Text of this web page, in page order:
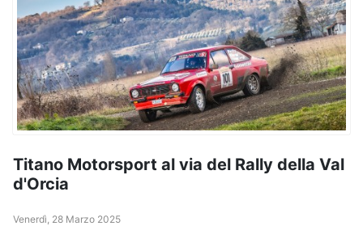
Titano Motorsport al via del Rally della Val
d'Orcia
Venerdì, 28 Marzo 2025